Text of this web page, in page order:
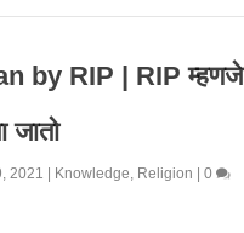
by RIP | RIP म्हणजे
जातो
2021 Knowledge, Religion 0